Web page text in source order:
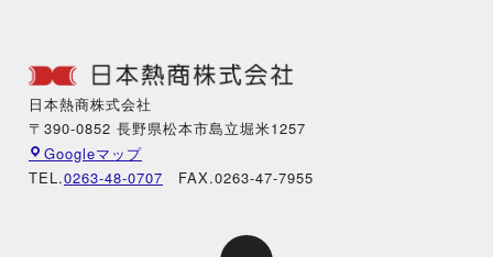
日本熱商株式会社
〒390-0852 長野県松本市島立堀米1257
Googleマップ
TEL.0263-48-0707 FAX.0263-47-7955